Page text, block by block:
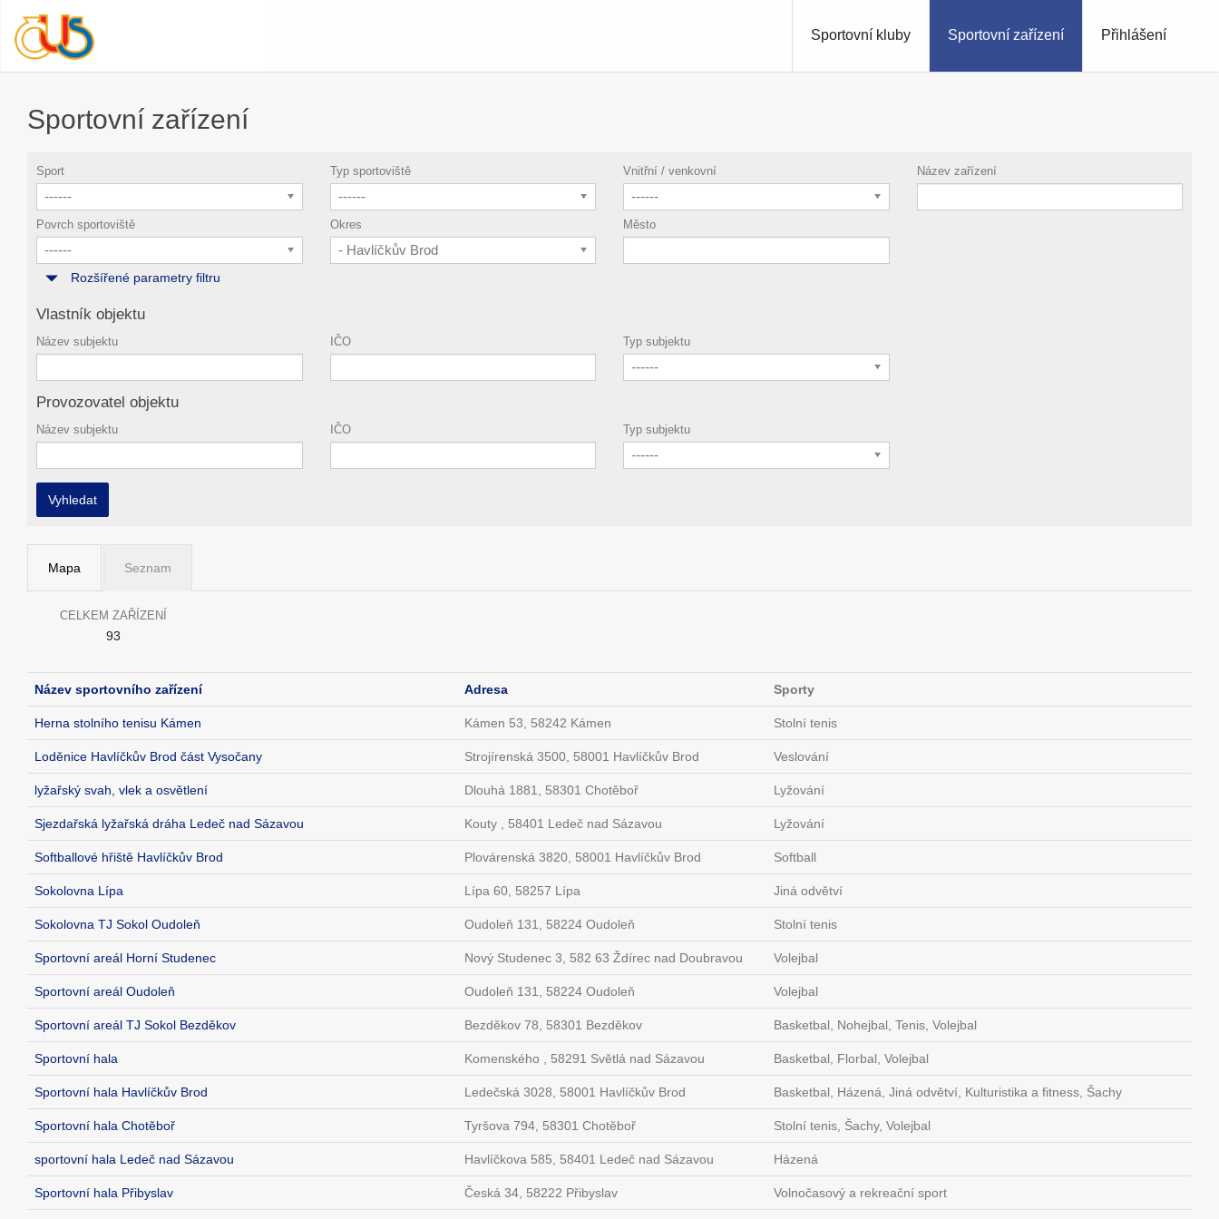
Přihlášení
Sportovní kluby Sportovní zařízení
Sportovní zařízení
Sport
------
Typ sportoviště
------
Vnitřní / venkovní
------
Název zařízení
Povrch sportoviště
------
Okres
- Havlíčkův Brod
Město
Rozšířené parametry filtru
Vlastník objektu
Název subjektu IČO Typ subjektu
------
Provozovatel objektu
Název subjektu IČO Typ subjektu
------
Vyhledat
Mapa Seznam
CELKEM ZAŘÍZENÍ
93
Název sportovního zařízení Adresa Sporty
Herna stolního tenisu Kámen Kámen 53, 58242 Kámen Stolní tenis
Loděnice Havlíčkův Brod část Vysočany Strojírenská 3500, 58001 Havlíčkův Brod Veslování
lyžařský svah, vlek a osvětlení Dlouhá 1881, 58301 Chotěboř Lyžování
Sjezdařská lyžařská dráha Ledeč nad Sázavou Kouty , 58401 Ledeč nad Sázavou Lyžování
Softballové hřiště Havlíčkův Brod Plovárenská 3820, 58001 Havlíčkův Brod Softball
Sokolovna Lípa Lípa 60, 58257 Lípa Jiná odvětví
Sokolovna TJ Sokol Oudoleň Oudoleň 131, 58224 Oudoleň Stolní tenis
Sportovní areál Horní Studenec Nový Studenec 3, 582 63 Ždírec nad Doubravou Volejbal
Sportovní areál Oudoleň Oudoleň 131, 58224 Oudoleň Volejbal
Sportovní areál TJ Sokol Bezděkov Bezděkov 78, 58301 Bezděkov Basketbal, Nohejbal, Tenis, Volejbal
Sportovní hala Komenského , 58291 Světlá nad Sázavou Basketbal, Florbal, Volejbal
Sportovní hala Havlíčkův Brod Ledečská 3028, 58001 Havlíčkův Brod Basketbal, Házená, Jiná odvětví, Kulturistika a fitness, Šachy
Sportovní hala Chotěboř Tyršova 794, 58301 Chotěboř Stolní tenis, Šachy, Volejbal
sportovní hala Ledeč nad Sázavou Havlíčkova 585, 58401 Ledeč nad Sázavou Házená
Sportovní hala Přibyslav Česká 34, 58222 Přibyslav Volnočasový a rekreační sport